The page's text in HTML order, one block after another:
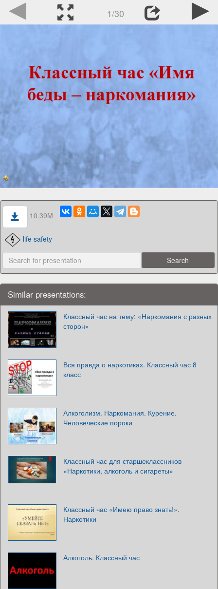
1/30
10.39M
life safety
Similar presentations:
Классный час на тему: «Наркомания с разных
сторон»
Вся правда о наркотиках. Классный час 8
класс
Алкоголизм. Наркомания. Курение.
Человеческие пороки
Классный час для старшеклассников
«Наркотики, алкоголь и сигареты»
Классный час «Имею право знать!».
Наркотики
Алкоголь. Классный час